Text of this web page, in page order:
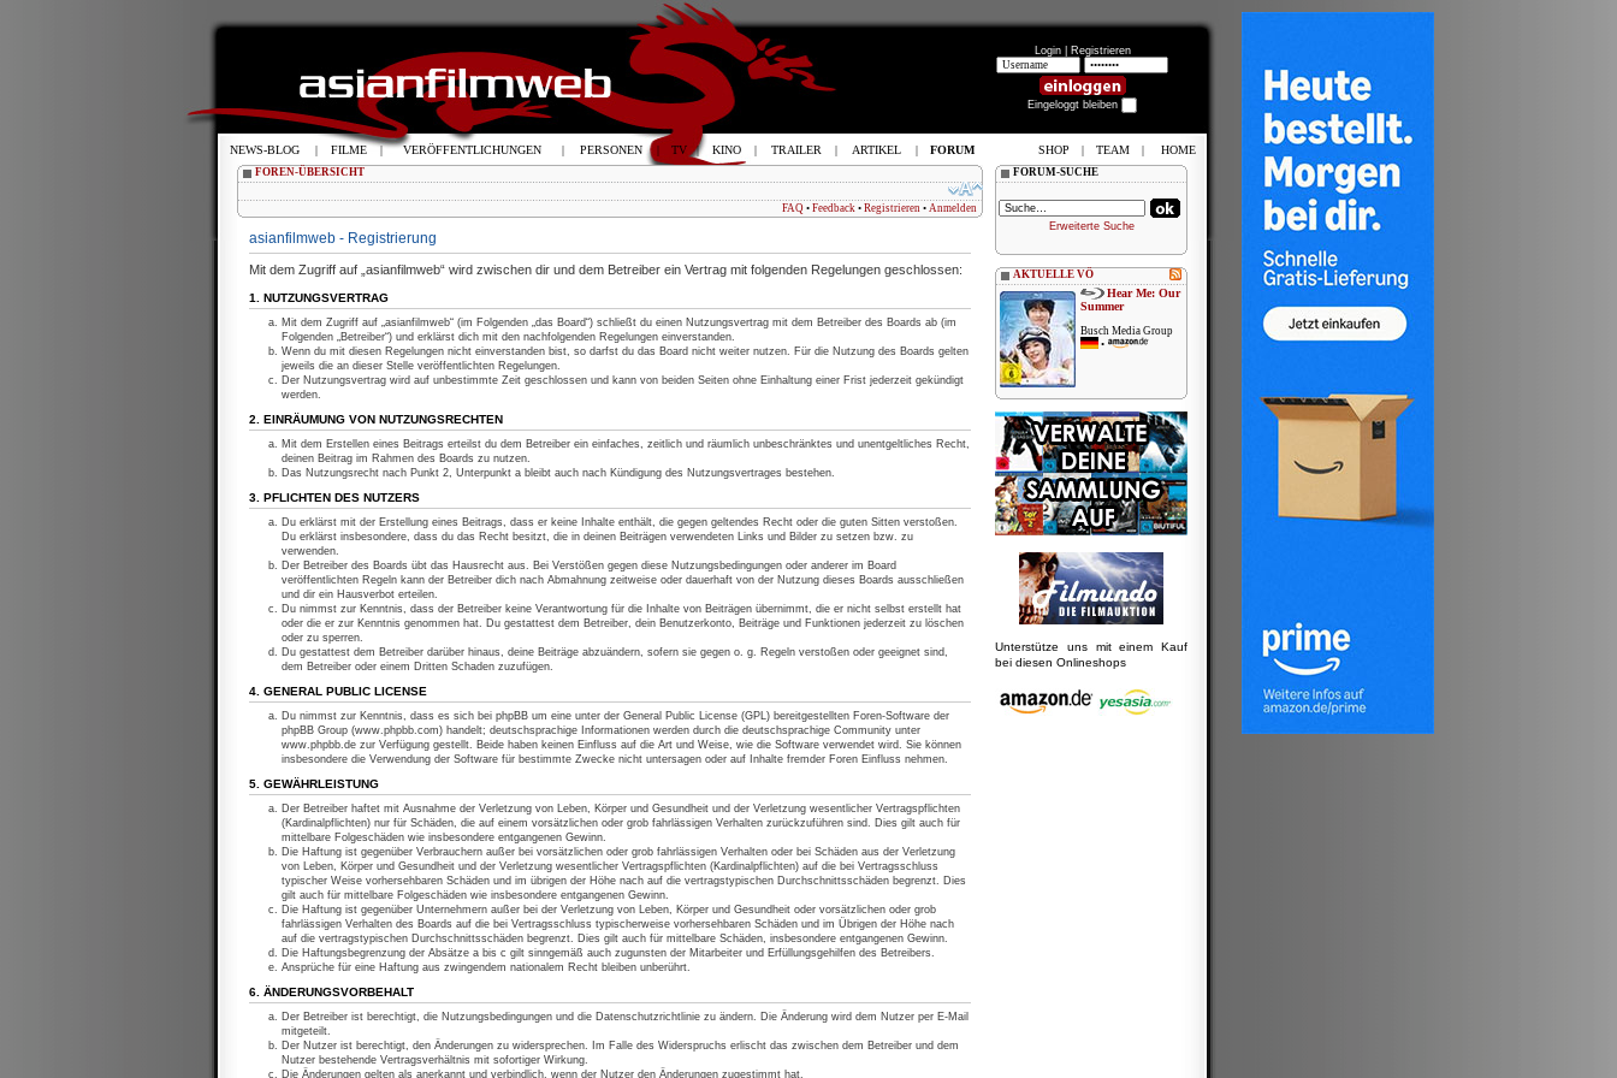
Login | Registrieren
Eingeloggt bleiben
FOREN-ÜBERSICHT
FAQ • Feedback • Registrieren • Anmelden
asianfilmweb - Registrierung
Mit dem Zugriff auf „asianfilmweb“ wird zwischen dir und dem Betreiber ein Vertrag mit folgenden Regelungen geschlossen:
1. NUTZUNGSVERTRAG
Mit dem Zugriff auf „asianfilmweb“ (im Folgenden „das Board“) schließt du einen Nutzungsvertrag mit dem Betreiber des Boards ab (im
Folgenden „Betreiber“) und erklärst dich mit den nachfolgenden Regelungen einverstanden.
Wenn du mit diesen Regelungen nicht einverstanden bist, so darfst du das Board nicht weiter nutzen. Für die Nutzung des Boards gelten
jeweils die an dieser Stelle veröffentlichten Regelungen.
Der Nutzungsvertrag wird auf unbestimmte Zeit geschlossen und kann von beiden Seiten ohne Einhaltung einer Frist jederzeit gekündigt
werden.
2. EINRÄUMUNG VON NUTZUNGSRECHTEN
Mit dem Erstellen eines Beitrags erteilst du dem Betreiber ein einfaches, zeitlich und räumlich unbeschränktes und unentgeltliches Recht,
deinen Beitrag im Rahmen des Boards zu nutzen.
Das Nutzungsrecht nach Punkt 2, Unterpunkt a bleibt auch nach Kündigung des Nutzungsvertrages bestehen.
3. PFLICHTEN DES NUTZERS
Du erklärst mit der Erstellung eines Beitrags, dass er keine Inhalte enthält, die gegen geltendes Recht oder die guten Sitten verstoßen.
Du erklärst insbesondere, dass du das Recht besitzt, die in deinen Beiträgen verwendeten Links und Bilder zu setzen bzw. zu
verwenden.
Der Betreiber des Boards übt das Hausrecht aus. Bei Verstößen gegen diese Nutzungsbedingungen oder anderer im Board
veröffentlichten Regeln kann der Betreiber dich nach Abmahnung zeitweise oder dauerhaft von der Nutzung dieses Boards ausschließen
und dir ein Hausverbot erteilen.
Du nimmst zur Kenntnis, dass der Betreiber keine Verantwortung für die Inhalte von Beiträgen übernimmt, die er nicht selbst erstellt hat
oder die er zur Kenntnis genommen hat. Du gestattest dem Betreiber, dein Benutzerkonto, Beiträge und Funktionen jederzeit zu löschen
oder zu sperren.
Du gestattest dem Betreiber darüber hinaus, deine Beiträge abzuändern, sofern sie gegen o. g. Regeln verstoßen oder geeignet sind,
dem Betreiber oder einem Dritten Schaden zuzufügen.
4. GENERAL PUBLIC LICENSE
Du nimmst zur Kenntnis, dass es sich bei phpBB um eine unter der General Public License (GPL) bereitgestellten Foren-Software der
phpBB Group (www.phpbb.com) handelt; deutschsprachige Informationen werden durch die deutschsprachige Community unter
www.phpbb.de zur Verfügung gestellt. Beide haben keinen Einfluss auf die Art und Weise, wie die Software verwendet wird. Sie können
insbesondere die Verwendung der Software für bestimmte Zwecke nicht untersagen oder auf Inhalte fremder Foren Einfluss nehmen.
5. GEWÄHRLEISTUNG
Der Betreiber haftet mit Ausnahme der Verletzung von Leben, Körper und Gesundheit und der Verletzung wesentlicher Vertragspflichten
(Kardinalpflichten) nur für Schäden, die auf einem vorsätzlichen oder grob fahrlässigen Verhalten zurückzuführen sind. Dies gilt auch für
mittelbare Folgeschäden wie insbesondere entgangenen Gewinn.
Die Haftung ist gegenüber Verbrauchern außer bei vorsätzlichen oder grob fahrlässigen Verhalten oder bei Schäden aus der Verletzung
von Leben, Körper und Gesundheit und der Verletzung wesentlicher Vertragspflichten (Kardinalpflichten) auf die bei Vertragsschluss
typischer Weise vorhersehbaren Schäden und im übrigen der Höhe nach auf die vertragstypischen Durchschnittsschäden begrenzt. Dies
gilt auch für mittelbare Folgeschäden wie insbesondere entgangenen Gewinn.
Die Haftung ist gegenüber Unternehmern außer bei der Verletzung von Leben, Körper und Gesundheit oder vorsätzlichen oder grob
fahrlässigen Verhalten des Boards auf die bei Vertragsschluss typischerweise vorhersehbaren Schäden und im Übrigen der Höhe nach
auf die vertragstypischen Durchschnittsschäden begrenzt. Dies gilt auch für mittelbare Schäden, insbesondere entgangenen Gewinn.
Die Haftungsbegrenzung der Absätze a bis c gilt sinngemäß auch zugunsten der Mitarbeiter und Erfüllungsgehilfen des Betreibers.
Ansprüche für eine Haftung aus zwingendem nationalem Recht bleiben unberührt.
6. ÄNDERUNGSVORBEHALT
Der Betreiber ist berechtigt, die Nutzungsbedingungen und die Datenschutzrichtlinie zu ändern. Die Änderung wird dem Nutzer per E-Mail
mitgeteilt.
Der Nutzer ist berechtigt, den Änderungen zu widersprechen. Im Falle des Widerspruchs erlischt das zwischen dem Betreiber und dem
Nutzer bestehende Vertragsverhältnis mit sofortiger Wirkung.
Die Änderungen gelten als anerkannt und verbindlich, wenn der Nutzer den Änderungen zugestimmt hat.
FORUM-SUCHE
Erweiterte Suche
AKTUELLE VÖ
Hear Me: Our
Summer
Busch Media Group
•
Unterstütze uns mit einem Kauf
bei diesen Onlineshops
NEWS-BLOG | FILME | VERÖFFENTLICHUNGEN | PERSONEN | TV | KINO | TRAILER | ARTIKEL | FORUM SHOP | TEAM | HOME